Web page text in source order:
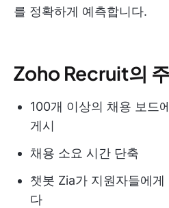
를 정확하게 예측합니다.
Zoho Recruit의
100개 이상의 채용 보드
게시
채용 소요 시간 단축
챗봇 Zia가 지원자들에
다